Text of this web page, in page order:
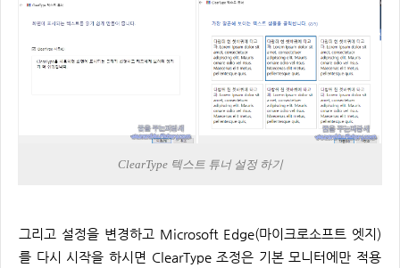
ClearType 텍스트 튜너 설정 하기
그리고 설정을 변경하고 Microsoft Edge(마이크로소프트 엣지)
를 다시 시작을 하시면 ClearType 조정은 기본 모니터에만 적용